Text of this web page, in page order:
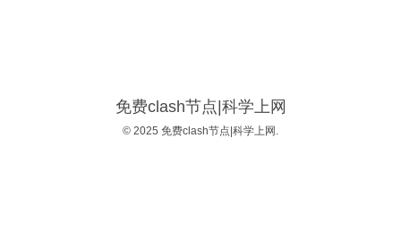
免费clash节点|科学上网
© 2025 免费clash节点|科学上网.